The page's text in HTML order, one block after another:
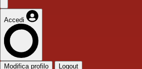
Accedi
Modifica profilo Logout